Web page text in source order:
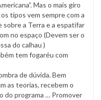
Mas o mais giro
tipos vem sempre com a
a Terra e a espatifar
no espaço (Devem ser o
do calhau )
tem fogaréu com
de dúvida. Bem
as teorias, recebem o
do programa … Promover